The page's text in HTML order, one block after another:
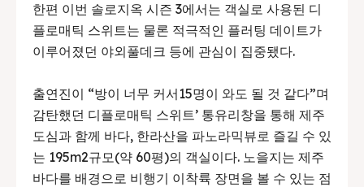
한편 이번 솔로지옥 시즌 3에서는 객실로 사용된 디
플로매틱 스위트는 물론 적극적인 플러팅 데이트가
이루어졌던 야외풀데크 등에 관심이 집중됐다.
출연진이 “방이 너무 커서15명이 와도 될 것 같다”며
감탄했던 디플로매틱 스위트’ 통유리창을 통해 제주
도심과 함께 바다, 한라산을 파노라믹뷰로 즐길 수 있
는 195m2규모(약 60평)의 객실이다. 노을지는 제주
바다를 배경으로 비행기 이착륙 장면을 볼 수 있는 점